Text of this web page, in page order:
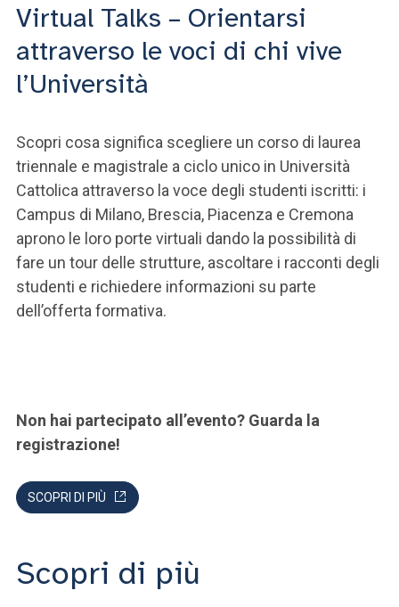
Virtual Talks – Orientarsi
attraverso le voci di chi vive
l’Università
Scopri cosa significa scegliere un corso di laurea
triennale e magistrale a ciclo unico in Università
Cattolica attraverso la voce degli studenti iscritti: i
Campus di Milano, Brescia, Piacenza e Cremona
aprono le loro porte virtuali dando la possibilità di
fare un tour delle strutture, ascoltare i racconti degli
studenti e richiedere informazioni su parte
dell’offerta formativa.
Non hai partecipato all’evento? Guarda la
registrazione!
SCOPRI DI PIÙ
Scopri di più